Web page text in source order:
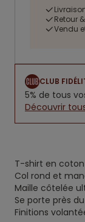
Retour
Vendu
CLUB
5% de tous
Découvrir
T-shirt en
Col rond et
Maille côtelée
Se porte près
Finitions